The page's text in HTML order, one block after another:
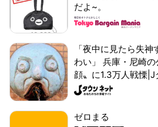
だよ~。
「夜中に見たら失
わい」 兵庫・尼崎
顔〟に1.3万人戦慄|J
ゼロまる